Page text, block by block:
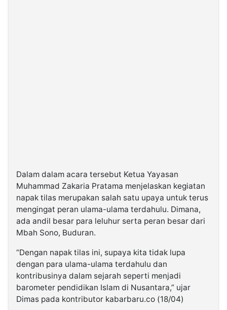
Dalam dalam acara tersebut Ketua Yayasan
Muhammad Zakaria Pratama menjelaskan kegiatan
napak tilas merupakan salah satu upaya untuk terus
mengingat peran ulama-ulama terdahulu. Dimana,
ada andil besar para leluhur serta peran besar dari
Mbah Sono, Buduran.
“Dengan napak tilas ini, supaya kita tidak lupa
dengan para ulama-ulama terdahulu dan
kontribusinya dalam sejarah seperti menjadi
barometer pendidikan Islam di Nusantara,” ujar
Dimas pada kontributor kabarbaru.co (18/04)